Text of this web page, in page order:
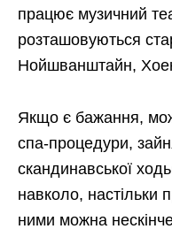
працює музичний
розташовуються
Нойшванштайн,
Якщо є бажання,
спа-процедури,
скандинавської
навколо, настільки
ними можна